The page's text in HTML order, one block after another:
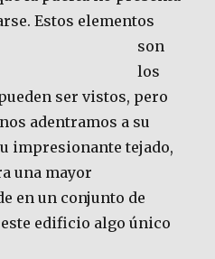
Estos elementos
son
los
ser vistos, pero
adentramos a su
impresionante tejado,
una mayor
en un conjunto de
edificio algo único